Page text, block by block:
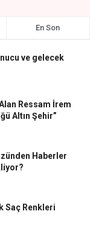
En Son
ve gelecek
Ressam İrem
Altın Şehir”
Haberler
Saç Renkleri